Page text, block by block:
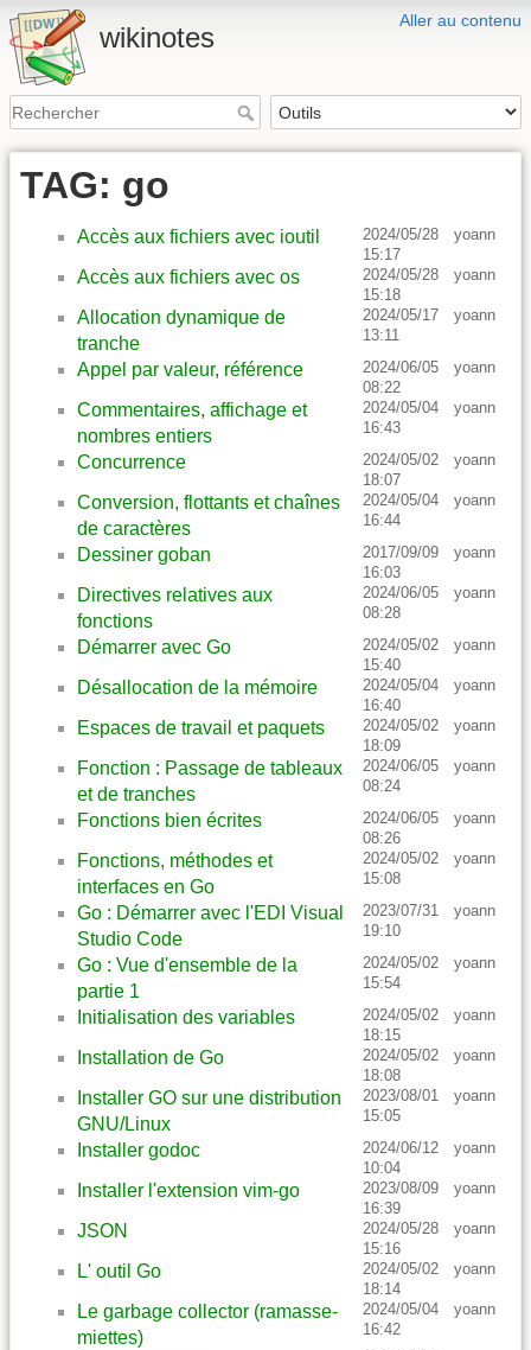
Aller au contenu
wikinotes
TAG: go
Accès aux fichiers avec ioutil
2024/05/28
15:17
yoann
Accès aux fichiers avec os
2024/05/28
15:18
yoann
Allocation dynamique de
tranche
2024/05/17
13:11
yoann
Appel par valeur, référence
2024/06/05
08:22
yoann
Commentaires, affichage et
nombres entiers
2024/05/04
16:43
yoann
Concurrence
2024/05/02
18:07
yoann
Conversion, flottants et chaînes
de caractères
2024/05/04
16:44
yoann
Dessiner goban
2017/09/09
16:03
yoann
Directives relatives aux
fonctions
2024/06/05
08:28
yoann
Démarrer avec Go
2024/05/02
15:40
yoann
Désallocation de la mémoire
2024/05/04
16:40
yoann
Espaces de travail et paquets
2024/05/02
18:09
yoann
Fonction : Passage de tableaux
et de tranches
2024/06/05
08:24
yoann
Fonctions bien écrites
2024/06/05
08:26
yoann
Fonctions, méthodes et
interfaces en Go
2024/05/02
15:08
yoann
Go : Démarrer avec l'EDI Visual
Studio Code
2023/07/31
19:10
yoann
Go : Vue d'ensemble de la
partie 1
2024/05/02
15:54
yoann
Initialisation des variables
2024/05/02
18:15
yoann
Installation de Go
2024/05/02
18:08
yoann
Installer GO sur une distribution
GNU/Linux
2023/08/01
15:05
yoann
Installer godoc
2024/06/12
10:04
yoann
Installer l'extension vim-go
2023/08/09
16:39
yoann
JSON
2024/05/28
15:16
yoann
L' outil Go
2024/05/02
18:14
yoann
Le garbage collector (ramasse-
miettes)
2024/05/04
16:42
yoann